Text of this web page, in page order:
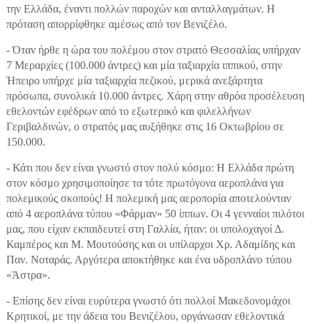
την Ελλάδα, έναντι πολλών παροχών και ανταλλαγμάτων. Η
πρόταση απορρίφθηκε αμέσως από τον Βενιζέλο.
- Όταν ήρθε η ώρα του πολέμου στον στρατό Θεσσαλίας υπήρχαν
7 Μεραρχίες (100.000 άντρες) και μία ταξιαρχία ιππικού, στην
Ήπειρο υπήρχε μία ταξιαρχία πεζικού, μερικά ανεξάρτητα
πρόσωπα, συνολικά 10.000 άντρες. Χάρη στην αθρόα προσέλευση
εθελοντών εφέδρων από το εξωτερικό και φιλελλήνων
Γεριβαλδινών, ο στρατός μας αυξήθηκε στις 16 Οκτωβρίου σε
150.000.
- Κάτι που δεν είναι γνωστό στον πολύ κόσμο: Η Ελλάδα πρώτη
στον κόσμο χρησιμοποίησε τα τότε πρωτόγονα αεροπλάνα για
πολεμικούς σκοπούς! Η πολεμική μας αεροπορία αποτελούνταν
από 4 αεροπλάνα τύπου «Φάρμαν» 50 ίππων. Οι 4 γενναίοι πιλότοι
μας, που είχαν εκπαιδευτεί στη Γαλλία, ήταν: οι υπολοχαγοί Δ.
Καμπέρος και Μ. Μουτούσης και οι υπίλαρχοι Χρ. Αδαμίδης και
Παν. Νοταράς. Αργότερα αποκτήθηκε και ένα υδροπλάνο τύπου
«Άστρα».
- Επίσης δεν είναι ευρύτερα γνωστό ότι πολλοί Μακεδονομάχοι
Κρητικοί, με την άδεια του Βενιζέλου, οργάνωσαν εθελοντικά